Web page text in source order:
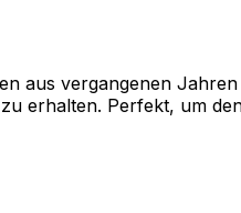
aus vergangenen
erhalten. Perfekt, um